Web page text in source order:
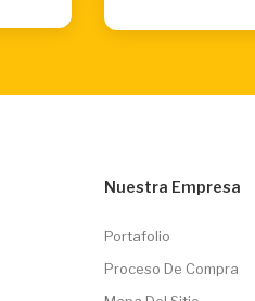
Nuestra Empresa
Portafolio
Proceso De Compra